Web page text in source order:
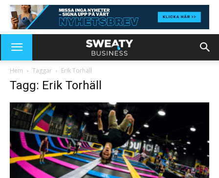
Hem Taggar Erik Torhäll
Tagg: Erik Torhäll